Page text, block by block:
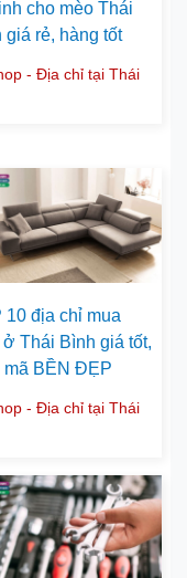
cho mèo Thái
giá rẻ, hàng tốt
- Địa chỉ tại Thái
10 địa chỉ mua
ở Thái Bình giá tốt,
mã BỀN ĐẸP
- Địa chỉ tại Thái